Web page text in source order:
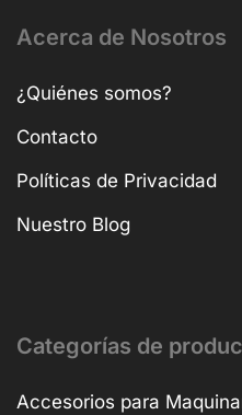
Acerca de Nosotros
¿Quiénes somos?
Contacto
Políticas de Privacidad
Nuestro Blog
Categorías de
Accesorios para